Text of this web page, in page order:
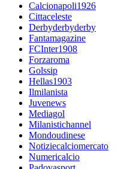
Calcionapoli1926
Cittaceleste
Derbyderbyderby
Fantamagazine
FCInter1908
Forzaroma
Golssip
Hellas1903
Ilmilanista
Juvenews
Mediagol
Milanistichannel
Mondoudinese
Notiziecalciomercato
Numericalcio